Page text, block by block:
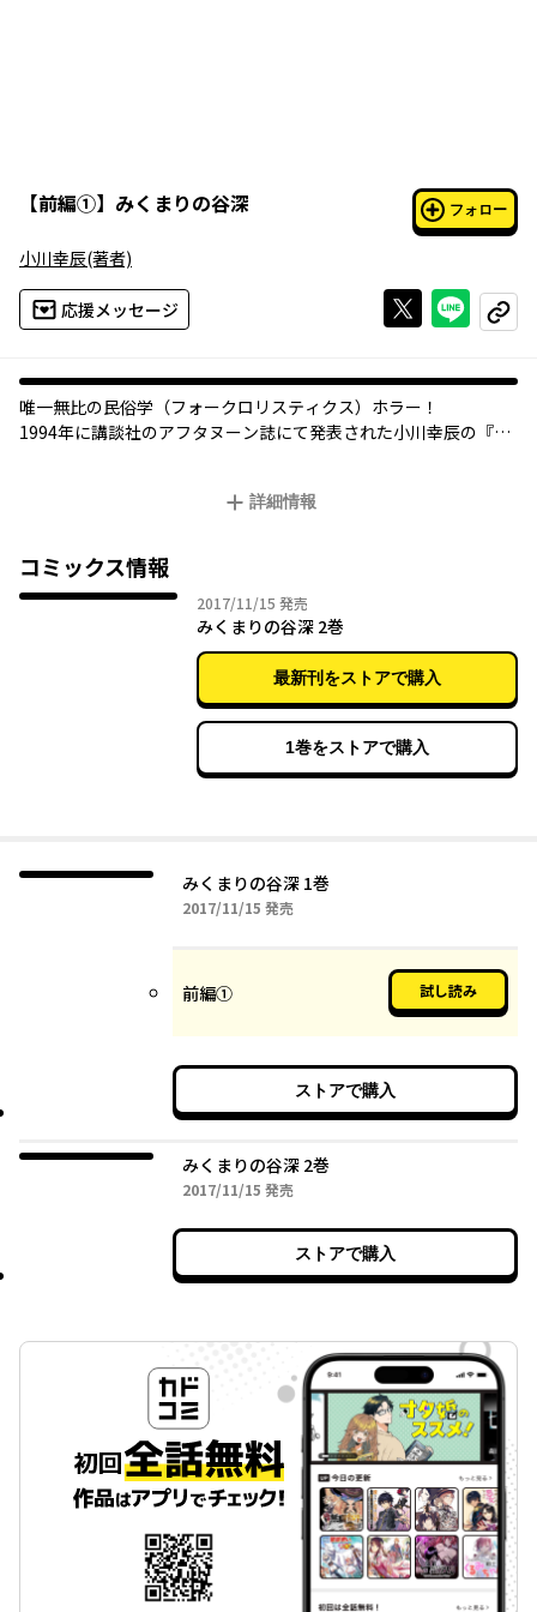
【前編①】 みくまりの谷深 フォロー
小川幸辰(著者)
応援メッセージ Xで投稿する
ライン
コピー
唯一無比の民俗学（フォークロリスティクス）ホラー！
1994年に講談社のアフタヌーン誌にて発表された小川幸辰の『エ
エンターブレインより復刻版が刊行。新しい世代のファンを獲得
小川幸辰は、その徹底的にリアリズム的な筆致によって、紙の上
に現実を描き上げ、そしてミステリ・オカルト的な幻想との融和
を果たすことに成功している。
今回の作品は出版社から「『エンブリヲ』の精神的な続編の執
筆」を依頼されたことにより企画された。千葉県・印旛沼周辺の
河童伝説を題材とし、実際には生息していないはずのもの、しか
し多くの報告が寄せられるものを漫画で描き上げることにした。
物語は３話から構成される。第１話＆２話は80ページ強。しかし
第３話は186ページとなった！ この重厚かつ真摯な作品は、一度
雑誌に連載されてからまとめるのではなく、直接、単行本描き下
った。犯人の特徴は、全身をうろこでおおった、まるで獣のよう
詳細情報
コミックス情報
2017/11/15 2017年11月15日
発売
みくまりの谷深 2巻
最新刊をストアで購入
1巻をストアで購入
みくまりの谷深 1巻
2017/11/15 2017年11月15日
発売
前編① 試し読み
ストアで購入
みくまりの谷深 2巻
2017/11/15 2017年11月15日
発売
ストアで購入